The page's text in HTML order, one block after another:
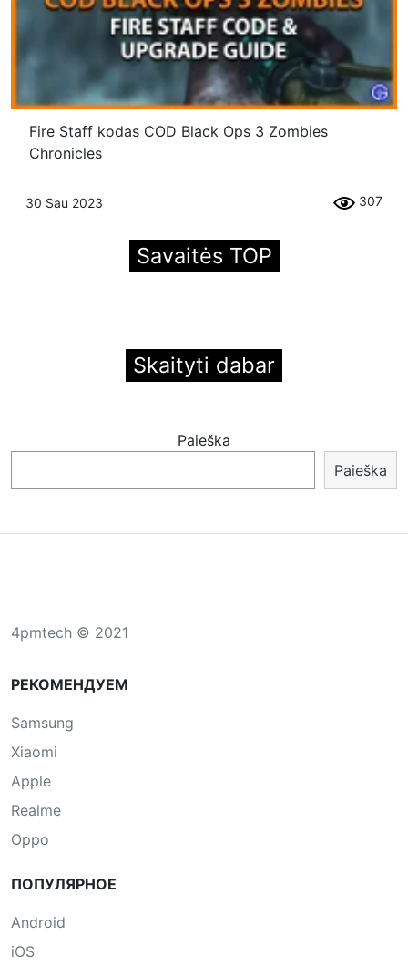
Fire Staff kodas COD Black Ops 3 Zombies
Chronicles
30 Sau 2023 307
Savaitės TOP
Skaityti dabar
Paieška
Paieška
4pmtech © 2021
РЕКОМЕНДУЕМ
Samsung
Xiaomi
Apple
Realme
Oppo
ПОПУЛЯРНОЕ
Android
iOS